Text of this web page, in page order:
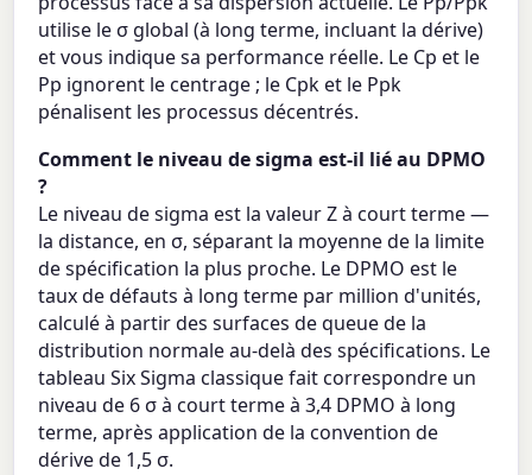
utilise le σ global (à long terme, incluant la dérive)
et vous indique sa performance réelle. Le Cp et le
Pp ignorent le centrage ; le Cpk et le Ppk
pénalisent les processus décentrés.
Comment le niveau de sigma est-il lié au DPMO
?
Le niveau de sigma est la valeur Z à court terme —
la distance, en σ, séparant la moyenne de la limite
de spécification la plus proche. Le DPMO est le
taux de défauts à long terme par million d'unités,
calculé à partir des surfaces de queue de la
distribution normale au-delà des spécifications. Le
tableau Six Sigma classique fait correspondre un
niveau de 6 σ à court terme à 3,4 DPMO à long
terme, après application de la convention de
dérive de 1,5 σ.